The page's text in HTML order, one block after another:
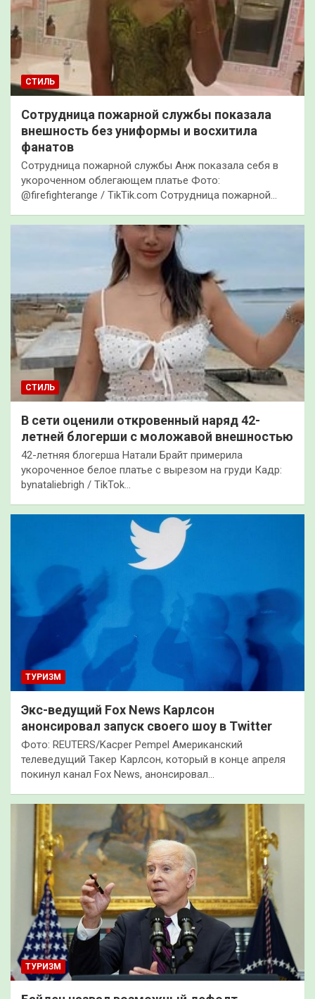
СТИЛЬ
Сотрудница пожарной службы показала
внешность без униформы и восхитила
фанатов
Сотрудница пожарной службы Анж показала себя в
укороченном облегающем платье Фото:
@firefighterange / TikTik.com Сотрудница пожарной…
СТИЛЬ
В сети оценили откровенный наряд 42-
летней блогерши с моложавой внешностью
42-летняя блогерша Натали Брайт примерила
укороченное белое платье с вырезом на груди Кадр:
bynataliebrigh / TikTok…
ТУРИЗМ
Экс-ведущий Fox News Карлсон
анонсировал запуск своего шоу в Twitter
Фото: REUTERS/Kacper Pempel Американский
телеведущий Такер Карлсон, который в конце апреля
покинул канал Fox News, анонсировал…
ТУРИЗМ